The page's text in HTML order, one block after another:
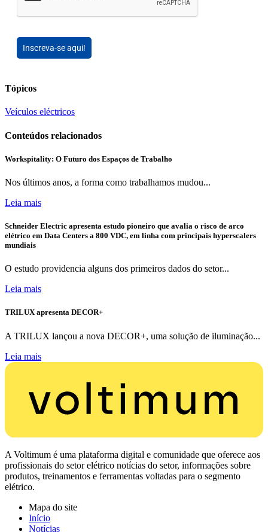
Inscreva-se aqui!
Tópicos
Veículos eléctricos
Conteúdos relacionados
Workspitality: O Futuro dos Espaços de Trabalho
Nos últimos anos, a forma como trabalhamos mudou...
Leia mais
Schneider Electric apresenta estudo pioneiro que avalia o risco de arco
elétrico em Data Centers a 800 VDC, em linha com principais hyperscalers
mundiais
O estudo providencia alguns dos primeiros dados do setor...
Leia mais
TRILUX apresenta DECOR+
A TRILUX lançou a nova DECOR+, uma solução de iluminação...
Leia mais
A Voltimum é uma plataforma digital e comunidade que oferece aos
profissionais do setor elétrico notícias do setor, informações sobre
produtos, treinamentos e ferramentas voltadas para o segmento
elétrico.
Mapa do site
Início
Notícias